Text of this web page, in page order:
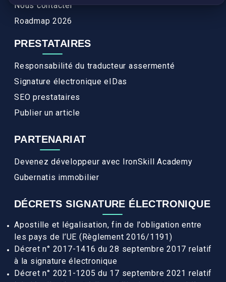
Nous contacter
Roadmap 2026
PRESTATAIRES
Responsabilité du traducteur assermenté
Signature électronique eIDas
SEO prestataires
Publier un article
PARTENARIAT
Devenez développeur avec IronSkill Academy
Gubernatis immobilier
DÉCRETS SIGNATURE ÉLECTRONIQUE
Apostille et légalisation, fin de l'obligation entre
les pays de l’UE (Règlement 2016/1191)
Décret n° 2017-1416 du 28 septembre 2017 relatif
à la signature électronique
Décret n° 2021-1205 du 17 septembre 2021 relatif